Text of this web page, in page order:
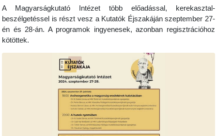
A Magyarságkutató Intézet több előadással, kerekasztal-
beszélgetéssel is részt vesz a Kutatók Éjszakáján szeptember 27-
én és 28-án. A programok ingyenesek, azonban regisztrációhoz
kötöttek.